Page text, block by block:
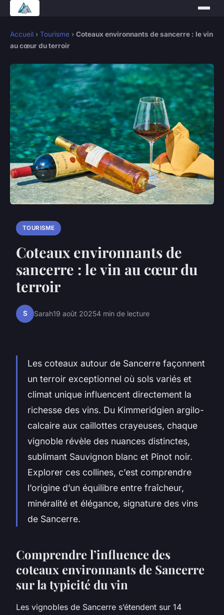
Accueil › Tourisme › Coteaux environnants de sancerre : le vin
au cœur du terroir
TOURISME
Coteaux environnants de
sancerre : le vin au cœur du
terroir
S Sarah19 août 20254 min de lecture
Les coteaux autour de Sancerre façonnent
un terroir exceptionnel où sols variés et
climat unique influencent directement la
richesse des vins. Du Kimmeridgien argilo-
calcaire aux caillottes crayeuses, chaque
vignoble révèle des nuances distinctes,
sublimant Sauvignon blanc et Pinot noir.
Explorer ces collines, c’est comprendre
l’origine d’un équilibre entre fraîcheur,
minéralité et élégance, signature des vins
de Sancerre.
Comprendre l’influence des
coteaux environnants de Sancerre
sur la typicité du vin
Les vignobles de Sancerre s’étendent sur 14